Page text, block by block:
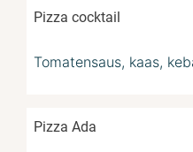
Pizza cocktail
Tomatensaus, kaas,
Pizza Ada